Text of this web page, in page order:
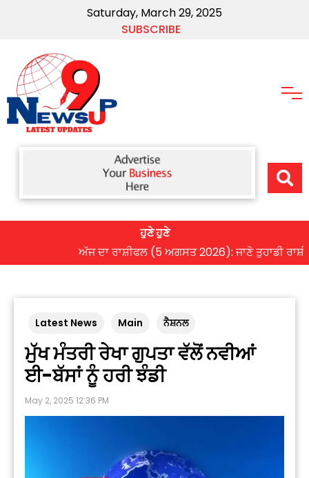
Saturday, March 29, 2025
SUBSCRIBE
ਹੁਣੇ ਹੁਣੇ
ਅੱਜ ਦਾ ਰਾਸ਼ੀਫਲ (5 ਅਗਸਤ 2026): ਜਾਣੋ ਤੁਹਾਡੀ ਰਾਸ਼ੀ ‘ਤੇ
Latest News Main ਨੈਸ਼ਨਲ
ਮੁੱਖ ਮੰਤਰੀ ਰੇਖਾ ਗੁਪਤਾ ਵੱਲੋਂ ਨਵੀਆਂ
ਈ-ਬੱਸਾਂ ਨੂੰ ਹਰੀ ਝੰਡੀ
May 2, 2025 12:36 PM